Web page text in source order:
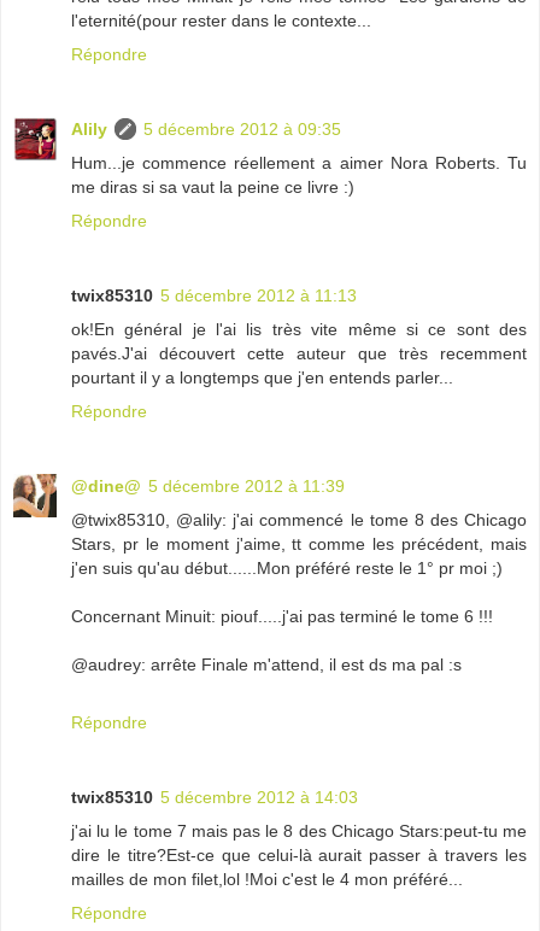
l'eternité(pour rester dans le contexte...
Répondre
Alily
5 décembre 2012 à 09:35
Hum...je commence réellement a aimer Nora Roberts. Tu
me diras si sa vaut la peine ce livre :)
Répondre
twix85310 5 décembre 2012 à 11:13
ok!En général je l'ai lis très vite même si ce sont des
pavés.J'ai découvert cette auteur que très recemment
pourtant il y a longtemps que j'en entends parler...
Répondre
@dine@ 5 décembre 2012 à 11:39
@twix85310, @alily: j'ai commencé le tome 8 des Chicago
Stars, pr le moment j'aime, tt comme les précédent, mais
j'en suis qu'au début......Mon préféré reste le 1° pr moi ;)
Concernant Minuit: piouf.....j'ai pas terminé le tome 6 !!!
@audrey: arrête Finale m'attend, il est ds ma pal :s
Répondre
twix85310 5 décembre 2012 à 14:03
j'ai lu le tome 7 mais pas le 8 des Chicago Stars:peut-tu me
dire le titre?Est-ce que celui-là aurait passer à travers les
mailles de mon filet,lol !Moi c'est le 4 mon préféré...
Répondre